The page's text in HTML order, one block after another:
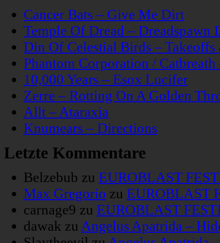
Cancer Bats – Give Me Dirt
Temple Of Dread – Dreadspawn
Din Of Celestial Birds –
Phantom Corporation /
10,000 Years – Esox Lucifer
Zerre – Rotting On A Golden
Allt – Ataraxia
Knumears – Directions
Letzte Kommentare
Belzebub zu EUROBLAST
Max Gregorio zu EUROBLAST
carnage9 zu EUROBLAST
dawak zu Angelus Apatrida –